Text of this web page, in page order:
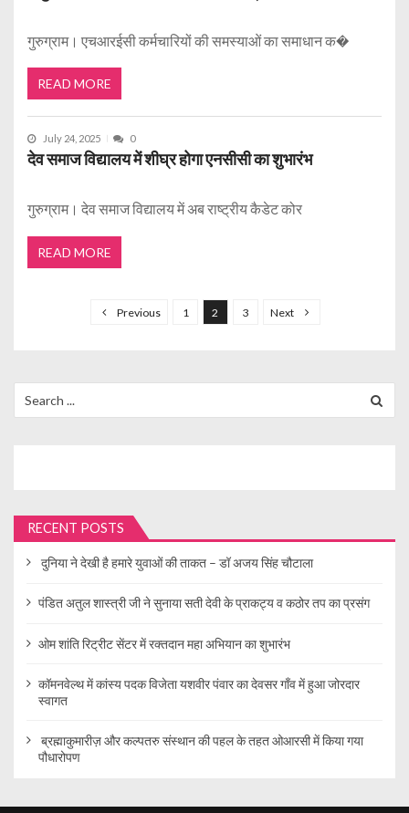
गुरुग्राम। एचआरईसी कर्मचारियों की समस्याओं का समाधान क�
READ MORE
July 24, 2025 0
देव समाज विद्यालय में शीघ्र होगा एनसीसी का शुभारंभ
गुरुग्राम। देव समाज विद्यालय में अब राष्ट्रीय कैडेट कोर
READ MORE
s
p
n
a
t
i
n
Previous 1 2 3 Next
for:
RECENT POSTS
दुनिया ने देखी है हमारे युवाओं की ताकत – डॉ अजय सिंह चौटाला
पंडित अतुल शास्त्री जी ने सुनाया सती देवी के प्राकट्य व कठोर तप का प्रसंग
ओम शांति रिट्रीट सेंटर में रक्तदान महा अभियान का शुभारंभ
कॉमनवेल्थ में कांस्य पदक विजेता यशवीर पंवार का देवसर गाँव में हुआ जोरदार
स्वागत
ब्रह्माकुमारीज़ और कल्पतरु संस्थान की पहल के तहत ओआरसी में किया गया
पौधारोपण